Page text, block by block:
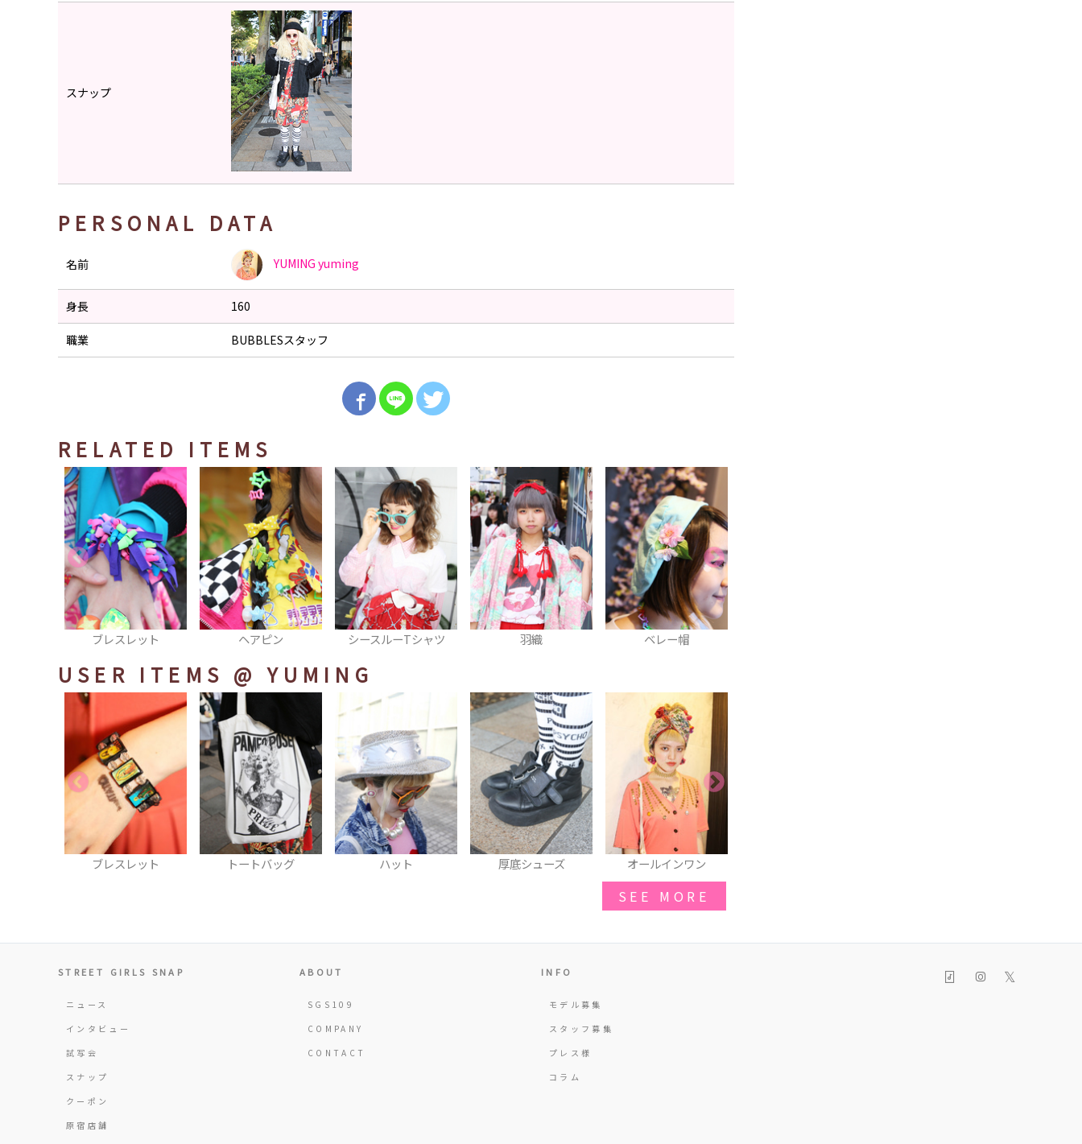
スナップ
PERSONAL DATA
名前 YUMING yuming
身長 160
職業 BUBBLESスタッフ
RELATED ITEMS
ヘアピン シースルーTシャツ 羽織 ベレー帽 ネイル
USER ITEMS @ YUMING
トートバッグ ハット 厚底シューズ オールインワン スマホカバー
SEE MORE
STREET GIRLS SNAP
ニュース
インタビュー
試写会
スナップ
クーポン
原宿店舗
ABOUT
SGS109
COMPANY
CONTACT
INFO
モデル募集
スタッフ募集
プレス様
コラム
𝕏